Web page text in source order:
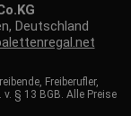
Deutschland
Freiberufler,
§ 13 BGB. Alle Preise